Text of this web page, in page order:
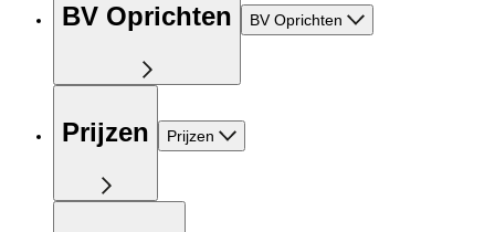
BV Oprichten BV Oprichten
Prijzen Prijzen